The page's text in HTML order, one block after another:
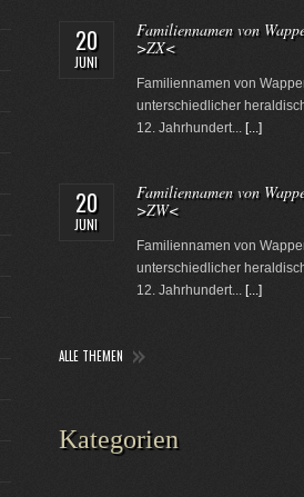
20
JUNI
Familiennamen von
>ZX<
Familiennamen von
unterschiedlicher
12. Jahrhundert... [...]
20
JUNI
Familiennamen von
>ZW<
Familiennamen von
unterschiedlicher
12. Jahrhundert... [...]
ALLE THEMEN
Kategorien